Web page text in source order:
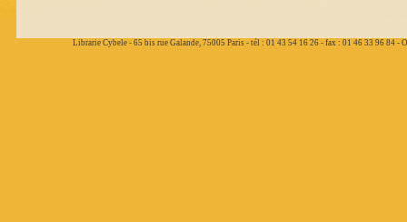
Librarie Cybele - 65 bis rue Galande, 75005 Paris - tél : 01 43 54 16 26 - fax : 01 46 33 96 84